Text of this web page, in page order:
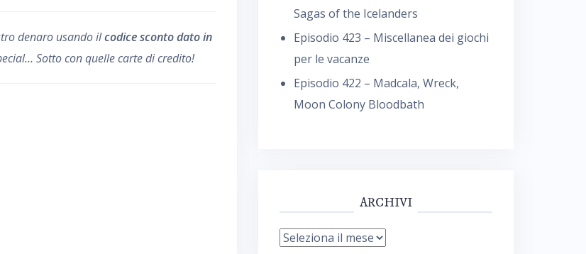
denaro usando ilcodice sconto dato in
Sotto con quelle carte di credito!
Sagas of the Icelanders
Episodio 423 – Miscellanea dei giochi
per le vacanze
Episodio 422 – Madcala, Wreck,
Moon Colony Bloodbath
ARCHIVI
Archivi